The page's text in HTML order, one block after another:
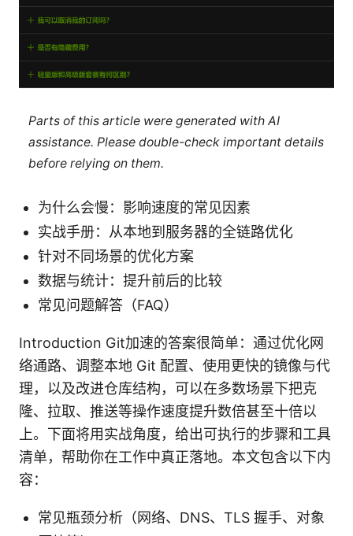
Parts of this article were generated with AI
assistance. Please double-check important details
before relying on them.
为什么会慢：影响速度的常见因素
实战手册：从本地到服务器的全链路优化
针对不同场景的优化方案
数据与统计：提升前后的比较
常见问题解答（FAQ）
Introduction Git加速的答案很简单：通过优化网
络通路、调整本地 Git 配置、使用更快的镜像与代
理，以及改进仓库结构，可以在多数场景下把克
隆、拉取、推送等操作速度提升数倍甚至十倍以
上。下面将用实战角度，给出可执行的步骤和工具
清单，帮助你在工作中真正落地。本文包含以下内
容：
常见瓶颈分析（网络、DNS、TLS 握手、对象